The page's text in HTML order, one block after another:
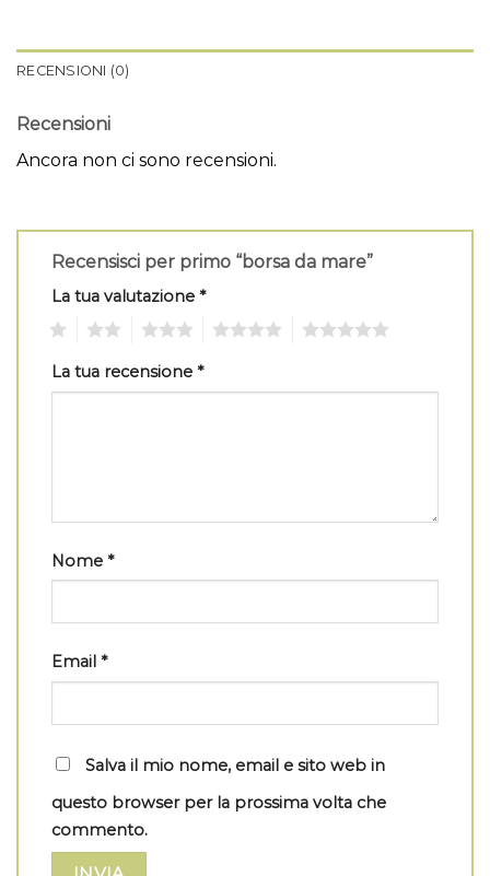
RECENSIONI (0)
Recensioni
Ancora non ci sono recensioni.
Recensisci per primo “borsa da mare”
La tua valutazione *
La tua recensione *
Nome *
Email *
Salva il mio nome, email e sito web in
questo browser per la prossima volta che
commento.